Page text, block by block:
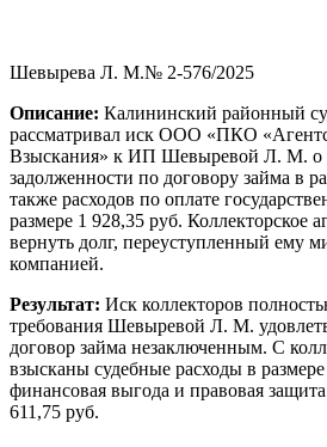
Шевырева Л. М.№ 2-576/2025
Описание: Калининский районный
рассматривал иск ООО «ПКО
Взыскания» к ИП Шевыревой Л. М. о
задолженности по договору займа в
также расходов по оплате
размере 1 928,35 руб. Коллекторское
вернуть долг, переуступленный ему
компанией.
Результат: Иск коллекторов
требования Шевыревой Л. М.
договор займа незаключенным. С
взысканы судебные расходы в
финансовая выгода и правовая
611,75 руб.